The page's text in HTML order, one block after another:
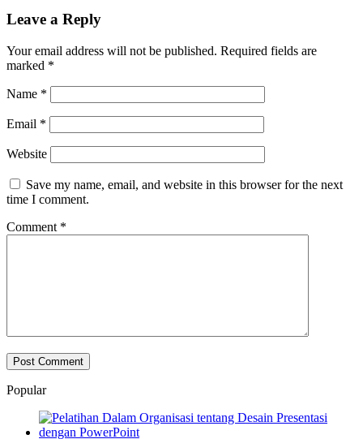
Leave a Reply
Your email address will not be published. Required fields are
marked *
Name *
Email *
Website
Save my name, email, and website in this browser for the next
time I comment.
Comment *
Popular